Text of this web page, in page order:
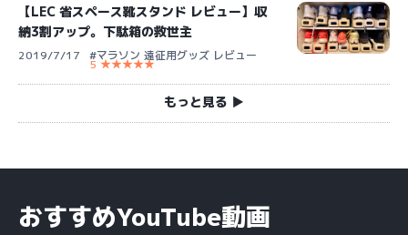
【LEC 省スペース靴スタンド レビュー】収
納3割アップ。下駄箱の救世主
2019/7/17 #マラソン 遠征用グッズ レビュー
5 ★★★★★
もっと見る ▶︎
おすすめYouTube動画